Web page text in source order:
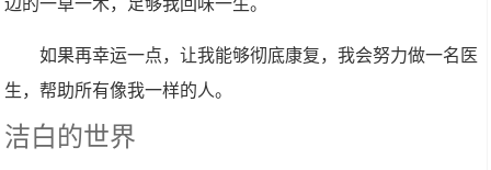
边的一草一木，足够我回味一生。
如果再幸运一点，让我能够彻底康复，我会努力做一名医
生，帮助所有像我一样的人。
洁白的世界